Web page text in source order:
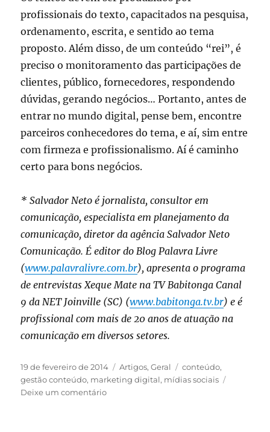
profissionais do texto, capacitados na pesquisa,
ordenamento, escrita, e sentido ao tema
proposto. Além disso, de um conteúdo “rei”, é
preciso o monitoramento das participações de
clientes, público, fornecedores, respondendo
dúvidas, gerando negócios… Portanto, antes de
entrar no mundo digital, pense bem, encontre
parceiros conhecedores do tema, e aí, sim entre
com firmeza e profissionalismo. Aí é caminho
certo para bons negócios.
* Salvador Neto é jornalista, consultor em
comunicação, especialista em planejamento da
comunicação, diretor da agência Salvador Neto
Comunicação. É editor do Blog Palavra Livre
(www.palavralivre.com.br), apresenta o programa
de entrevistas Xeque Mate na TV Babitonga Canal
9 da NET Joinville (SC) (www.babitonga.tv.br) e é
profissional com mais de 20 anos de atuação na
comunicação em diversos setores.
Publicado
em
19 de fevereiro de 2014 Categorias
Artigos,Geral Tags
conteúdo,
gestão conteúdo, marketing digital, mídias sociais
Deixe um comentárioem